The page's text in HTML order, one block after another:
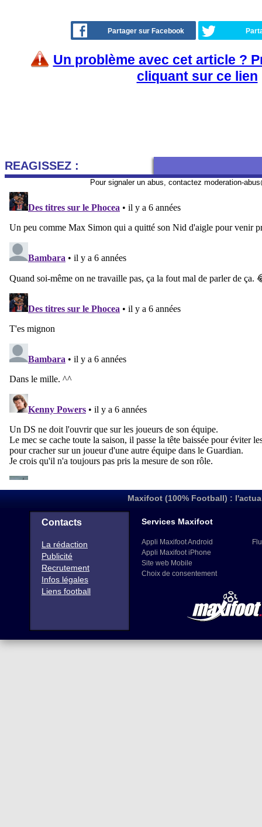
Partager sur Facebook
Un problème avec cet article ?
cliquant sur ce lien
REAGISSEZ :
Pour signaler un abus, contactez moderation-
Maxifoot (100% Football) :
Contacts
La rédaction
Publicité
Recrutement
Infos légales
Liens football
Services Maxifoot
Appli Maxifoot Android
Appli Maxifoot iPhone
Site web Mobile
Choix de consentement